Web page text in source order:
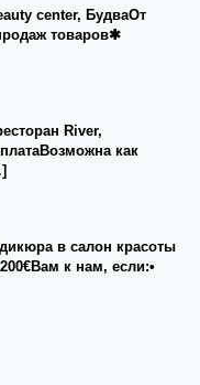
center, БудваОт
товаров✱
River,
как
в салон красоты
к нам, если:•